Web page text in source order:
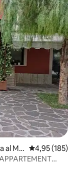
al Ma
Évaluation
4,95 (185)